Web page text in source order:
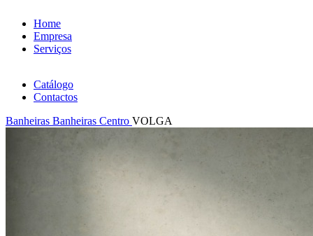
Home
Empresa
Serviços
Catálogo
Contactos
Banheiras Banheiras Centro VOLGA